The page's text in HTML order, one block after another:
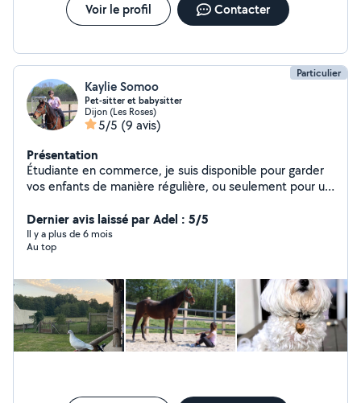
Voir le profil Contacter
Particulier
Kaylie Somoo
Pet-sitter et babysitter
Dijon (Les Roses)
5/5 (9 avis)
Présentation
Étudiante en commerce, je suis disponible pour garder
vos enfants de manière régulière, ou seulement pour un
habituée d'animaux en tout genre, je m'occupe avec
grand plaisir de vos petits protégés, possédant moi-
même chiens, cheval, lapin et rongeur. Titulaire du
mon domicile ou chez vous, tout est possible alors
n'hésitez pas à me contacter !
Dernier avis laissé par Adel : 5/5
Il y a plus de 6 mois
Au top